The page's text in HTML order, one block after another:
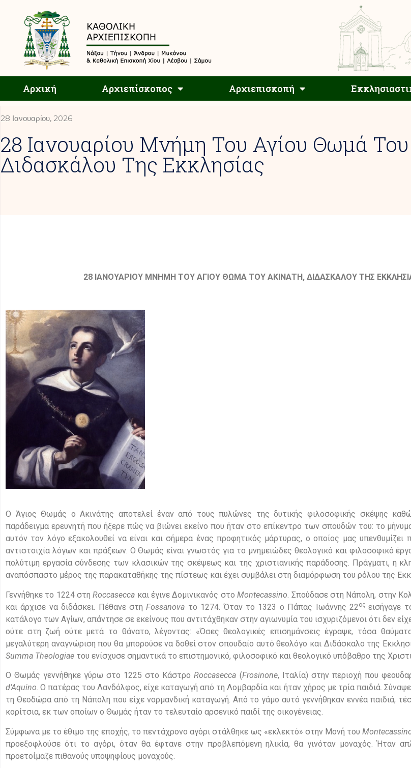
Αρχική Αρχιεπίσκοπος Αρχιεπισκοπή
Αρχιεπισκοπή
28 Ιανουαρίου, 2026
28 Ιανουαρίου Μνήμη Του Αγίου Θωμά
Διδασκάλου Της Εκκλησίας
28 ΙΑΝΟΥΑΡΙΟΥ ΜΝΗΜΗ ΤΟΥ ΑΓΙΟΥ ΘΩΜΑ ΤΟΥ ΑΚΙΝΑΤΗ, ΔΙΔΑΣΚΑΛΟΥ ΤΗΣ
Ο Άγιος Θωμάς ο Ακινάτης αποτελεί έναν από τους πυλώνες της δυτικής φιλοσοφικής σκέψης
παράδειγμα ερευνητή που ήξερε πώς να βιώνει εκείνο που ήταν στο επίκεντρο των σπουδών του: το μήνυμα
αυτόν τον λόγο εξακολουθεί να είναι και σήμερα ένας προφητικός μάρτυρας, ο οποίος μας υπενθυμίζει
αντιστοιχία λόγων και πράξεων. Ο Θωμάς είναι γνωστός για το μνημειώδες θεολογικό και φιλοσοφικό
πολύτιμη εργασία σύνδεσης των κλασικών της σκέψεως και της χριστιανικής παράδοσης. Πράγματι, η
αναπόσπαστο μέρος της παρακαταθήκης της πίστεως και έχει συμβάλει στη διαμόρφωση του ρόλου της
Γεννήθηκε το 1224 στηRoccasecca και έγινε Δομινικανός στοMontecassino . Σπούδασε στη Νάπολη, στην
και άρχισε να διδάσκει. Πέθανε στηFossanova το 1274. Όταν το 1323 ο Πάπας Ιωάννης 22 ος εισήγαγε
κατάλογο των Αγίων, απάντησε σε εκείνους που αντιτάχθηκαν στην αγιωνυμία του ισχυριζόμενοι ότι δεν
ούτε στη ζωή ούτε μετά το θάνατο, λέγοντας: «Όσες θεολογικές επισημάνσεις έγραψε, τόσα
μεγαλύτερη αναγνώριση που θα μπορούσε να δοθεί στον σπουδαίο αυτό θεολόγο και Διδάσκαλο της
Summa Theologiae του ενίσχυσε σημαντικά το επιστημονικό, φιλοσοφικό και θεολογικό υπόβαθρο της
Ο Θωμάς γεννήθηκε γύρω στο 1225 στο ΚάστροRoccasecca (Frosinone, Ιταλία) στην περιοχή που
d’Aquino. O πατέρας του Λανδόλφος, είχε καταγωγή από τη Λομβαρδία και ήταν χήρος με τρία παιδιά.
τη Θεοδώρα από τη Νάπολη που είχε νορμανδική καταγωγή. Από το γάμο αυτό γεννήθηκαν εννέα παιδιά,
κορίτσια, εκ των οποίων ο Θωμάς ήταν το τελευταίο αρσενικό παιδί της οικογένειας.
Σύμφωνα με το έθιμο της εποχής, το πεντάχρονο αγόρι στάλθηκε ως «εκλεκτό» στην Μονή του
προεξοφλούσε ότι το αγόρι, όταν θα έφτανε στην προβλεπόμενη ηλικία, θα γινόταν μοναχός. Ήταν
προετοίμαζε πιθανούς υποψηφίους μοναχούς.